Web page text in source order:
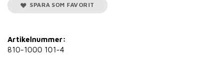
SPARA SOM FAVORIT
Artikelnummer:
810-1000 101-4